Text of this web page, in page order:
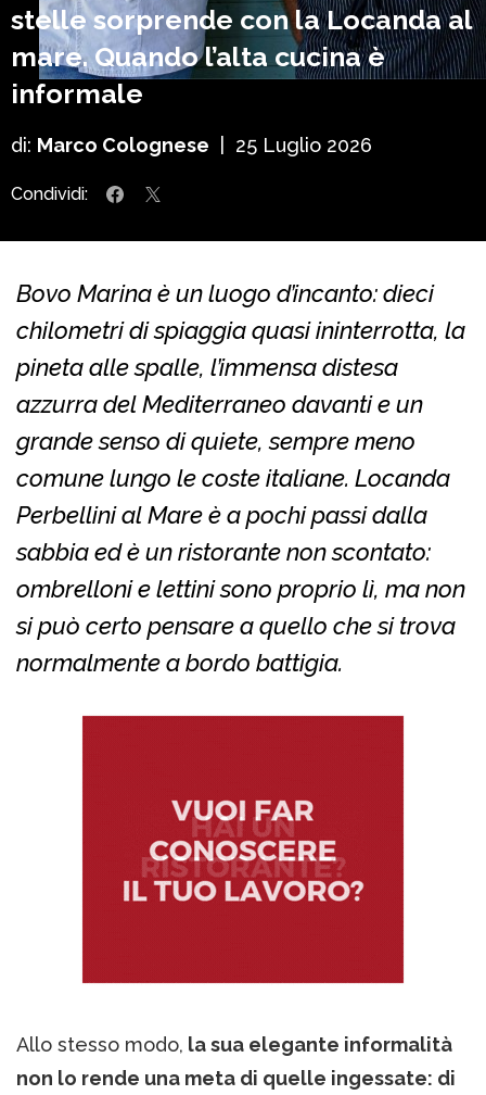
stelle sorprende con la Locanda al
mare. Quando l’alta cucina è
informale
di: Marco Colognese 25 Luglio 2026
Condividi:
Bovo Marina è un luogo d’incanto: dieci
chilometri di spiaggia quasi ininterrotta, la
pineta alle spalle, l’immensa distesa
azzurra del Mediterraneo davanti e un
grande senso di quiete, sempre meno
comune lungo le coste italiane. Locanda
Perbellini al Mare è a pochi passi dalla
sabbia ed è un ristorante non scontato:
ombrelloni e lettini sono proprio lì, ma non
si può certo pensare a quello che si trova
normalmente a bordo battigia.
Allo stesso modo, la sua elegante informalità
non lo rende una meta di quelle ingessate: di